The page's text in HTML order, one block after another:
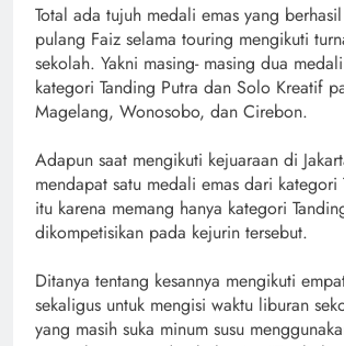
Total ada tujuh medali emas yang
pulang Faiz selama touring mengikuti
sekolah. Yakni masing- masing dua
kategori Tanding Putra dan Solo Kreatif
Magelang, Wonosobo, dan Cirebon.
Adapun saat mengikuti kejuaraan di
mendapat satu medali emas dari kategori
itu karena memang hanya kategori
dikompetisikan pada kejurin tersebut.
Ditanya tentang kesannya mengikuti
sekaligus untuk mengisi waktu liburan
yang masih suka minum susu